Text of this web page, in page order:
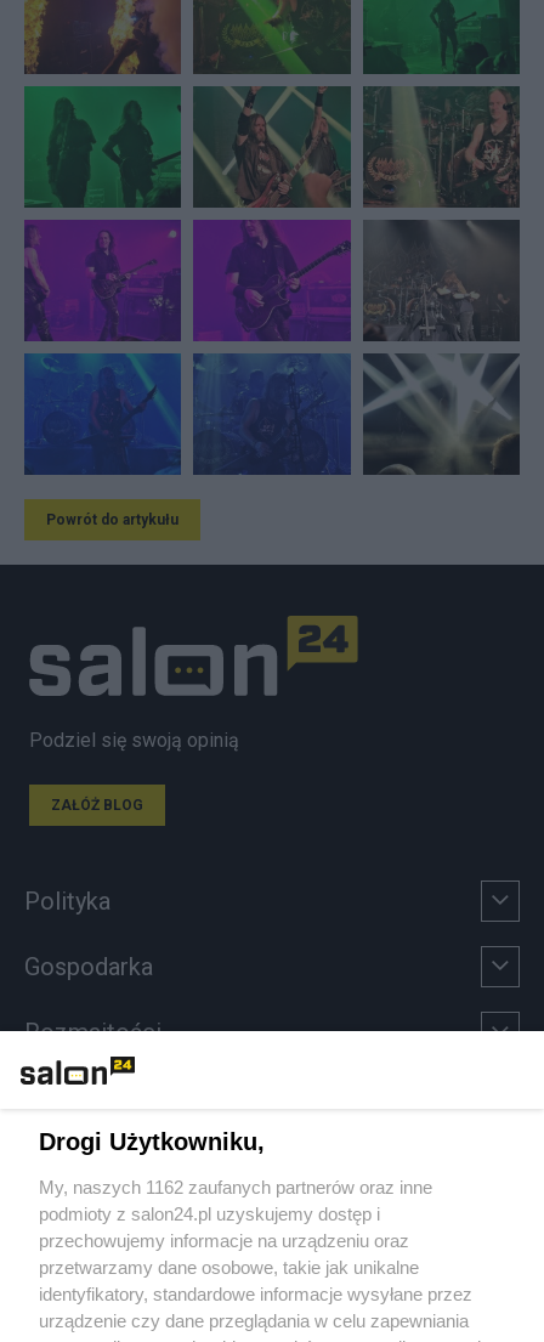
Powrót do artykułu
Podziel się swoją opinią
ZAŁÓŻ BLOG
Polityka
Gospodarka
Rozmaitości
Sport
Społeczeństwo
Kultura
Drogi Użytkowniku,
My, naszych 1162 zaufanych partnerów oraz inne
podmioty z salon24.pl uzyskujemy dostęp i
przechowujemy informacje na urządzeniu oraz
przetwarzamy dane osobowe, takie jak unikalne
identyfikatory, standardowe informacje wysyłane przez
urządzenie czy dane przeglądania w celu zapewniania